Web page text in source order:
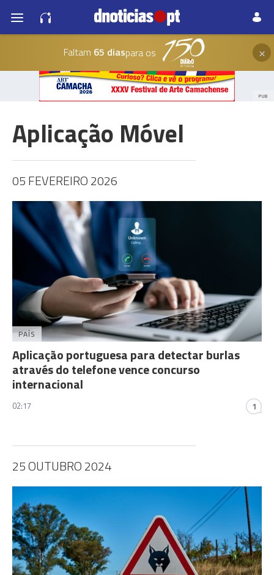
Faltam 65 diaspara os ×
PUB
Aplicação Móvel
05 FEVEREIRO 2026
PAÍS
Aplicação portuguesa para detectar burlas
através do telefone vence concurso
internacional
02:17 1
25 OUTUBRO 2024